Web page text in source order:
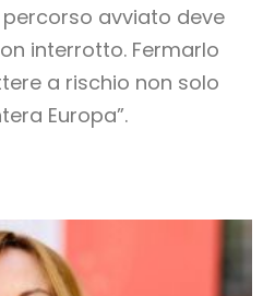
avviato deve
interrotto. Fermarlo
a rischio non solo
Europa”.